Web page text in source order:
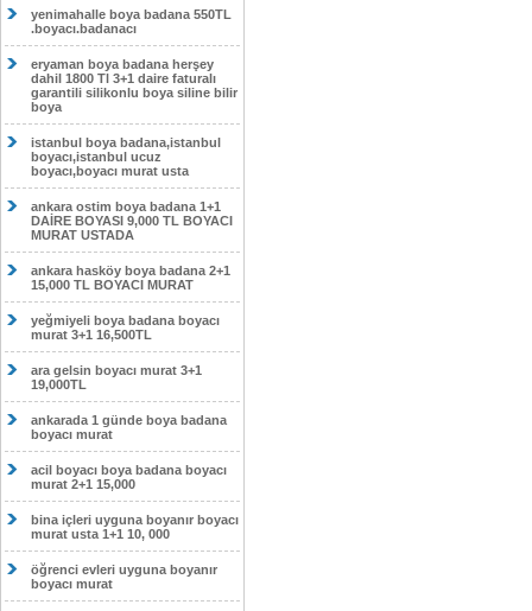
yenimahalle boya badana 550TL
.boyacı.badanacı
eryaman boya badana herşey
dahil 1800 Tl 3+1 daire faturalı
garantili silikonlu boya siline bilir
boya
istanbul boya badana,istanbul
boyacı,istanbul ucuz
boyacı,boyacı murat usta
ankara ostim boya badana 1+1
DAİRE BOYASI 9,000 TL BOYACI
MURAT USTADA
ankara hasköy boya badana 2+1
15,000 TL BOYACI MURAT
yeğmiyeli boya badana boyacı
murat 3+1 16,500TL
ara gelsin boyacı murat 3+1
19,000TL
ankarada 1 günde boya badana
boyacı murat
acil boyacı boya badana boyacı
murat 2+1 15,000
bina içleri uyguna boyanır boyacı
murat usta 1+1 10, 000
öğrenci evleri uyguna boyanır
boyacı murat